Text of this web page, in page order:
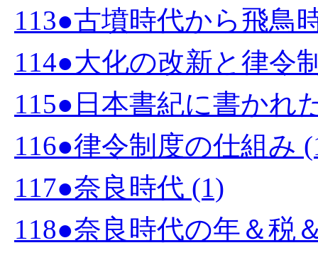
113●古墳時代から飛鳥
114●大化の改新と律令
115●日本書紀に書かれ
116●律令制度の仕組み
117●奈良時代 (1)
118●奈良時代の年＆税